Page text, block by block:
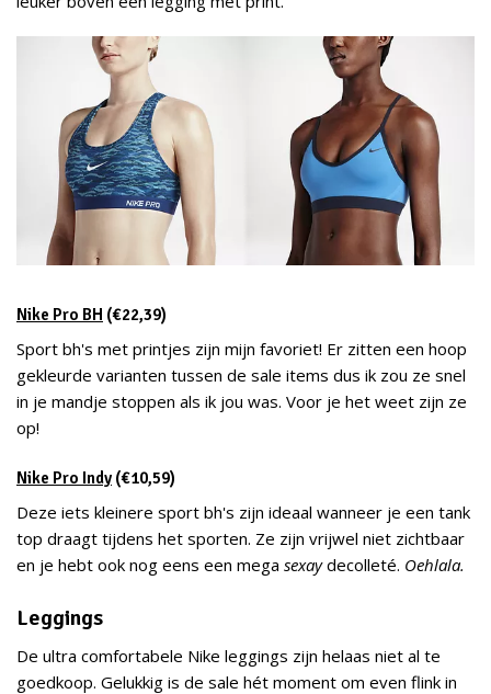
Nike Pro BH (€22,39)
Sport bh's met printjes zijn mijn favoriet! Er zitten een hoop
gekleurde varianten tussen de sale items dus ik zou ze snel
in je mandje stoppen als ik jou was. Voor je het weet zijn ze
op!
Nike Pro Indy (€10,59)
Deze iets kleinere sport bh's zijn ideaal wanneer je een tank
top draagt tijdens het sporten. Ze zijn vrijwel niet zichtbaar
en je hebt ook nog eens een mega sexaydecolleté. Oehlala.
Leggings
De ultra comfortabele Nike leggings zijn helaas niet al te
goedkoop. Gelukkig is de sale hét moment om even flink in